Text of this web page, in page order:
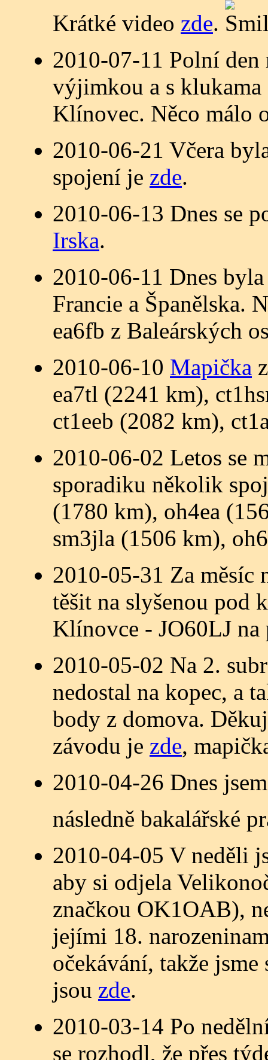
Krátké video zde.
2010-07-11 Polní den
výjimkou a s
Klínovec. Něco málo
2010-06-21 Včera
spojení je zde.
2010-06-13 Dnes se
Irska.
2010-06-11 Dnes
Francie a Španělska.
ea6fb z Baleárských
2010-06-10 Mapička
ea7tl (2241 km),
ct1eeb (2082 km),
2010-06-02 Letos se
sporadiku několik
(1780 km), oh4ea
sm3jla (1506 km),
2010-05-31 Za měsíc
těšit na slyšenou pod
Klínovce - JO60LJ
2010-05-02 Na 2.
nedostal na kopec, a
body z domova.
závodu je zde,
2010-04-26 Dnes
následně bakalářské
2010-04-05 V neděli
aby si odjela
značkou OK1OAB),
jejími 18.
očekávání, takže
jsou zde.
2010-03-14 Po
se rozhodl, že přes